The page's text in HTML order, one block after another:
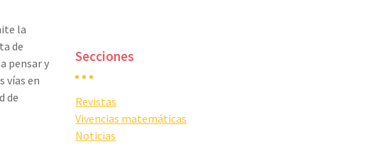
la
de
pensar y
vías en
de
Secciones
Revistas
Vivencias matemáticas
Noticias